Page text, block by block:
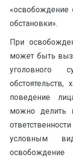
«освобождение
обстановки».
При
может быть
уголовного
обстоятельств,
поведение
можно делить
условным